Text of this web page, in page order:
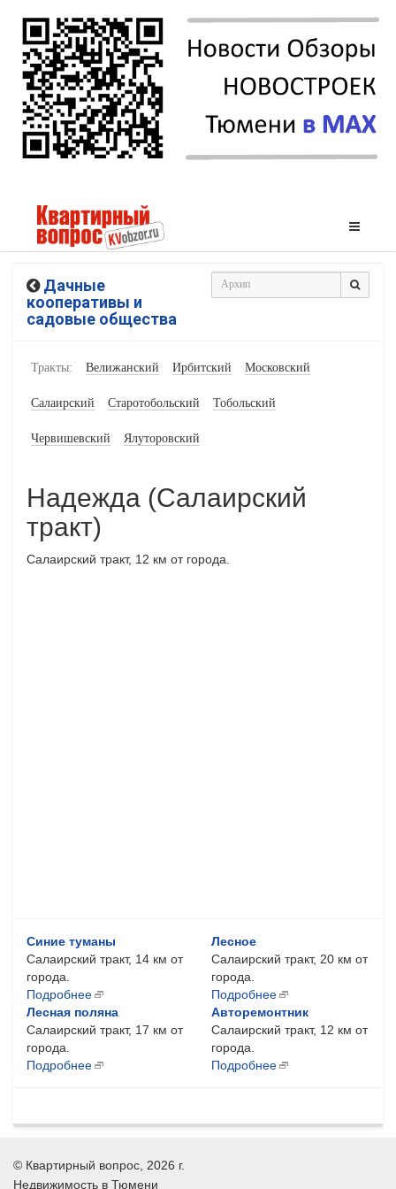
Дачные
кооперативы и
садовые общества
Тракты: Велижанский Ирбитский Московский
Салаирский Старотобольский Тобольский
Червишевский Ялуторовский
Надежда (Салаирский
тракт)
Салаирский тракт, 12 км от города.
Синие туманы
Салаирский тракт, 14 км от
города.
Подробнее
Лесное
Салаирский тракт, 20 км от
города.
Подробнее
Лесная поляна
Салаирский тракт, 17 км от
города.
Подробнее
Авторемонтник
Салаирский тракт, 12 км от
города.
Подробнее
© Квартирный вопрос , 2026 г.
Недвижимость в Тюмени